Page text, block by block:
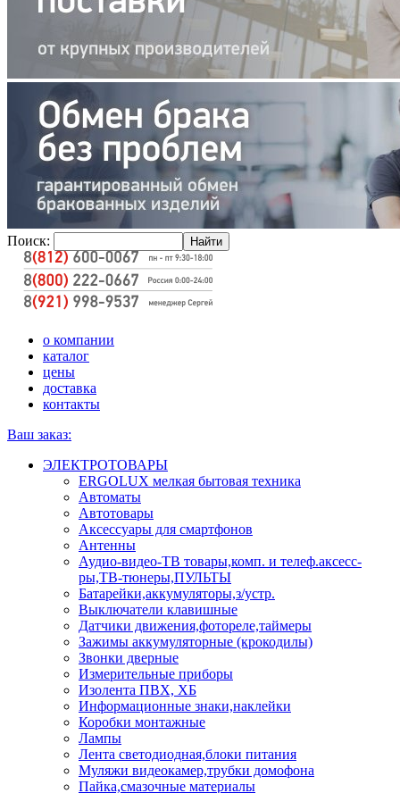
Поиск:
о компании
каталог
цены
доставка
контакты
Ваш заказ:
ЭЛЕКТРОТОВАРЫ
ERGOLUX мелкая бытовая техника
Автоматы
Автотовары
Аксессуары для смартфонов
Антенны
Аудио-видео-ТВ товары,комп. и телеф.аксесс-
ры,ТВ-тюнеры,ПУЛЬТЫ
Батарейки,аккумуляторы,з/устр.
Выключатели клавишные
Датчики движения,фотореле,таймеры
Зажимы аккумуляторные (крокодилы)
Звонки дверные
Измерительные приборы
Изолента ПВХ, ХБ
Информационные знаки,наклейки
Коробки монтажные
Лампы
Лента светодиодная,блоки питания
Муляжи видеокамер,трубки домофона
Пайка,смазочные материалы